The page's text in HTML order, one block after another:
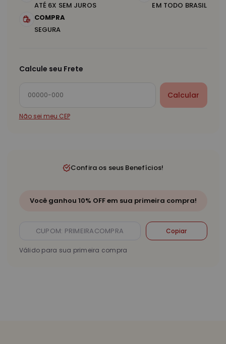
ATÉ 6X SEM JUROS
EM TODO BRASIL
COMPRA
SEGURA
Calcule seu Frete
Calcular
Não sei meu CEP
Confira os seus Benefícios!
Você ganhou 10% OFF em sua primeira compra!
Copiar
Válido para sua primeira compra